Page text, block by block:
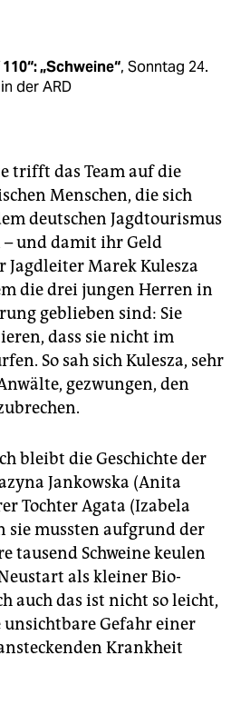
„Schweine“, Sonntag 24.
der ARD
trifft das Team auf die
Menschen, die sich
deutschen Jagdtourismus
und damit ihr Geld
Jagdleiter Marek Kulesza
die drei jungen Herren in
geblieben sind: Sie
dass sie nicht im
So sah sich Kulesza, sehr
gezwungen, den
bleibt die Geschichte der
Jankowska (Anita
Tochter Agata (Izabela
sie mussten aufgrund der
tausend Schweine keulen
als kleiner Bio-
auch das ist nicht so leicht,
Gefahr einer
Krankheit